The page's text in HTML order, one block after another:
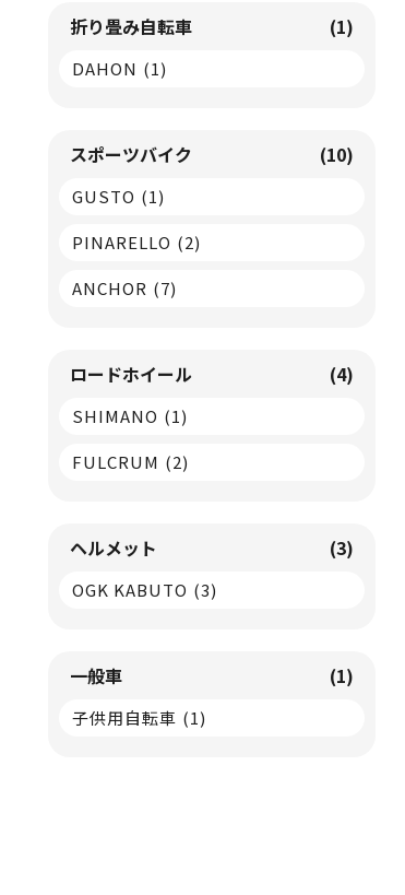
折り畳み自転車 (1)
DAHON (1)
スポーツバイク (10)
GUSTO (1)
PINARELLO (2)
ANCHOR (7)
ロードホイール (4)
SHIMANO (1)
FULCRUM (2)
ヘルメット (3)
OGK KABUTO (3)
一般車 (1)
子供用自転車 (1)